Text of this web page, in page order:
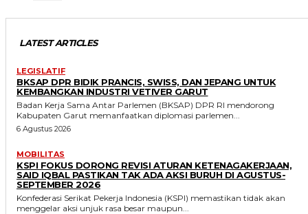
LATEST ARTICLES
LEGISLATIF
BKSAP DPR BIDIK PRANCIS, SWISS, DAN JEPANG UNTUK
KEMBANGKAN INDUSTRI VETIVER GARUT
Badan Kerja Sama Antar Parlemen (BKSAP) DPR RI mendorong
Kabupaten Garut memanfaatkan diplomasi parlemen...
6 Agustus 2026
MOBILITAS
KSPI FOKUS DORONG REVISI ATURAN KETENAGAKERJAAN,
SAID IQBAL PASTIKAN TAK ADA AKSI BURUH DI AGUSTUS-
SEPTEMBER 2026
Konfederasi Serikat Pekerja Indonesia (KSPI) memastikan tidak akan
menggelar aksi unjuk rasa besar maupun...